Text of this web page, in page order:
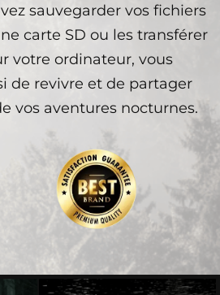
sauvegarder vos fichiers
carte SD ou les transférer
votre ordinateur, vous
de revivre et de partager
vos aventures nocturnes.